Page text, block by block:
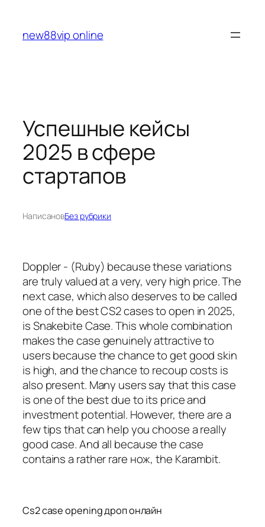
содержимому
new88vip online
Успешные кейсы
2025 в сфере
стартапов
НаписановБез рубрики
Doppler - (Ruby) because these variations
are truly valued at a very, very high price. The
next case, which also deserves to be called
one of the best CS2 cases to open in 2025,
is Snakebite Case. This whole combination
makes the case genuinely attractive to
users because the chance to get good skin
is high, and the chance to recoup costs is
also present. Many users say that this case
is one of the best due to its price and
investment potential. However, there are a
few tips that can help you choose a really
good case. And all because the case
contains a rather rare нож, the Karambit.
Cs2 case opening дроп онлайн